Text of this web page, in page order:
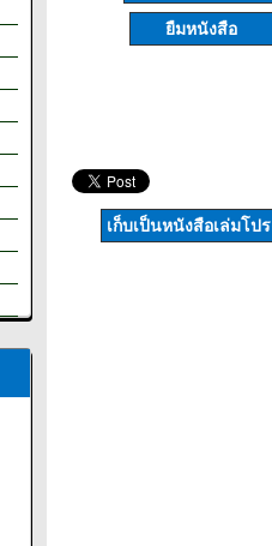
ยืมหนังสือ
เก็บเป็นหนังสือเล่มโป